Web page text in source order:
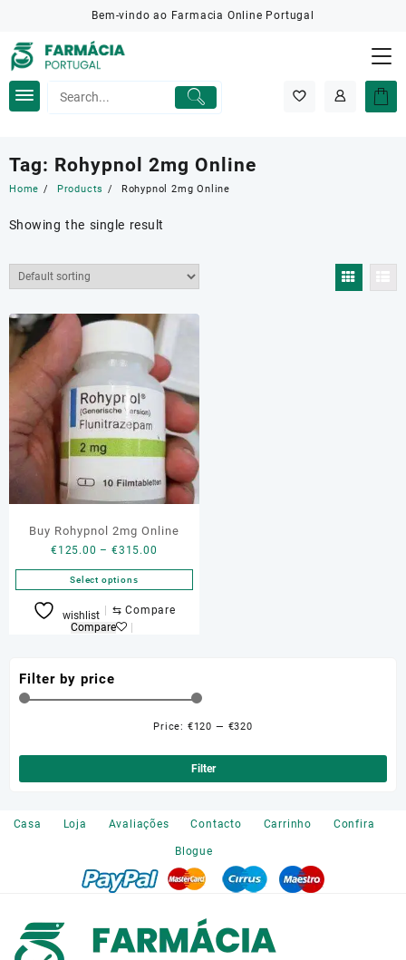
content
Bem-vindo ao Farmacia Online Portugal
Tag: Rohypnol 2mg Online
Home Products Rohypnol 2mg Online
Showing the single result
Buy Rohypnol 2mg Online
€125.00 – €315.00
range:
€125.00
through
Select options
This
product
variants.
The
be
wishlist ⇆ Compare
Compare
Filter by price
Filter
Price: €120 — €320
Casa Loja Avaliações Contacto Carrinho Confira
Blogue